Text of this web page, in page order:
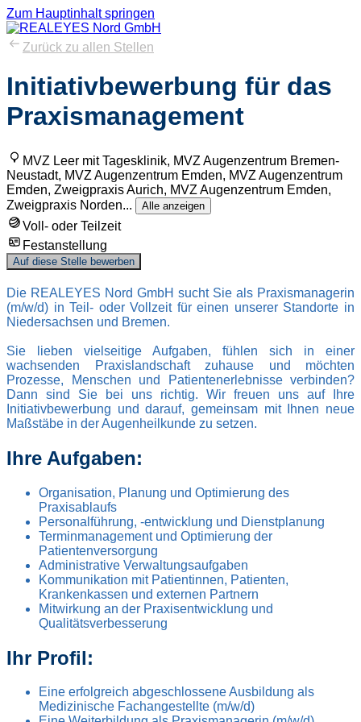
Zum Hauptinhalt springen
Zurück zu allen Stellen
Initiativbewerbung für das
Praxismanagement
MVZ Leer mit Tagesklinik, MVZ Augenzentrum Bremen-
Neustadt, MVZ Augenzentrum Emden, MVZ Augenzentrum
Emden, Zweigpraxis Aurich, MVZ Augenzentrum Emden,
Zweigpraxis Norden... Alle anzeigen
Voll- oder Teilzeit
Festanstellung
Auf diese Stelle bewerben
Die REALEYES Nord GmbH sucht Sie als Praxismanagerin
(m/w/d) in Teil- oder Vollzeit für einen unserer Standorte in
Niedersachsen und Bremen.
Sie lieben vielseitige Aufgaben, fühlen sich in einer
wachsenden Praxislandschaft zuhause und möchten
Prozesse, Menschen und Patientenerlebnisse verbinden?
Dann sind Sie bei uns richtig. Wir freuen uns auf Ihre
Initiativbewerbung und darauf, gemeinsam mit Ihnen neue
Maßstäbe in der Augenheilkunde zu setzen.
Ihre Aufgaben:
Organisation, Planung und Optimierung des
Praxisablaufs
Personalführung, -entwicklung und Dienstplanung
Terminmanagement und Optimierung der
Patientenversorgung
Administrative Verwaltungsaufgaben
Kommunikation mit Patientinnen, Patienten,
Krankenkassen und externen Partnern
Mitwirkung an der Praxisentwicklung und
Qualitätsverbesserung
Ihr Profil:
Eine erfolgreich abgeschlossene Ausbildung als
Medizinische Fachangestellte (m/w/d)